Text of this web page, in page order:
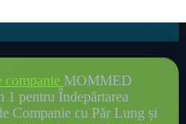
companie MOMMED
pentru Îndepărtarea
Companie cu Păr Lung și